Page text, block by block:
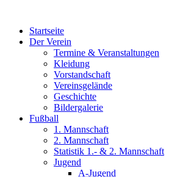
wechselnStartseite
Der Verein
Termine & Veranstaltungen
Kleidung
Vorstandschaft
Vereinsgelände
Geschichte
Bildergalerie
Fußball
1. Mannschaft
2. Mannschaft
Statistik 1.- & 2. Mannschaft
Jugend
A-Jugend